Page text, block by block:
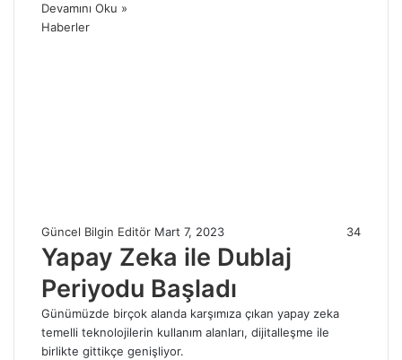
Devamını Oku »
Haberler
Güncel Bilgin Editör Mart 7, 2023 34
Yapay Zeka ile Dublaj
Periyodu Başladı
Günümüzde birçok alanda karşımıza çıkan yapay zeka
temelli teknolojilerin kullanım alanları, dijitalleşme ile
birlikte gittikçe genişliyor.